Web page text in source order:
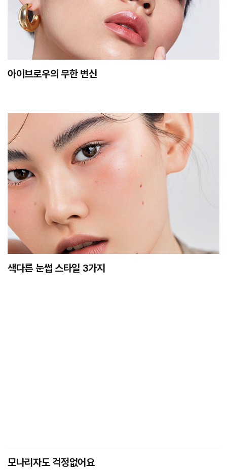
아이브로우의 무한 변신
색다른 눈썹 스타일 3가지
모나리자도 걱정없어요